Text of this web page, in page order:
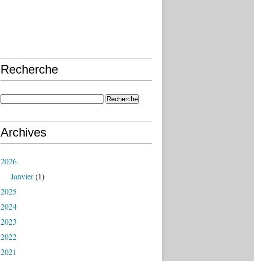
Recherche
Archives
2026
Janvier(1)
2025
2024
2023
2022
2021